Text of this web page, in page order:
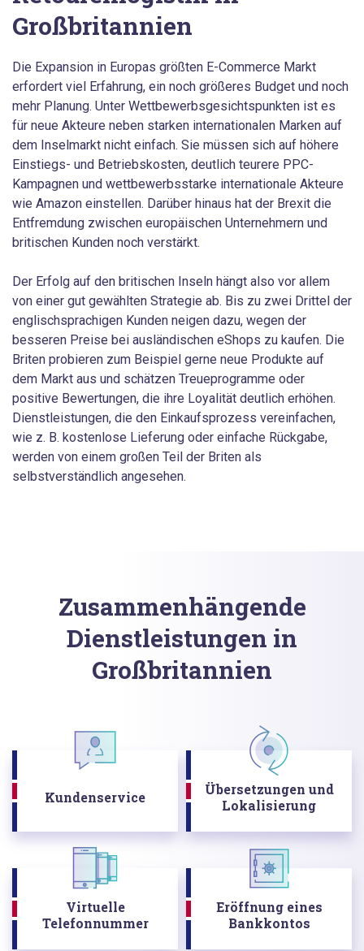
Großbritannien
Die Expansion in Europas größten E-Commerce Markt
erfordert viel Erfahrung, ein noch größeres Budget und noch
mehr Planung. Unter Wettbewerbsgesichtspunkten ist es
für neue Akteure neben starken internationalen Marken auf
dem Inselmarkt nicht einfach. Sie müssen sich auf höhere
Einstiegs- und Betriebskosten, deutlich teurere PPC-
Kampagnen und wettbewerbsstarke internationale Akteure
wie Amazon einstellen. Darüber hinaus hat der Brexit die
Entfremdung zwischen europäischen Unternehmern und
britischen Kunden noch verstärkt.
Der Erfolg auf den britischen Inseln hängt also vor allem
von einer gut gewählten Strategie ab. Bis zu zwei Drittel der
englischsprachigen Kunden neigen dazu, wegen der
besseren Preise bei ausländischen eShops zu kaufen. Die
Briten probieren zum Beispiel gerne neue Produkte auf
dem Markt aus und schätzen Treueprogramme oder
positive Bewertungen, die ihre Loyalität deutlich erhöhen.
Dienstleistungen, die den Einkaufsprozess vereinfachen,
wie z. B. kostenlose Lieferung oder einfache Rückgabe,
werden von einem großen Teil der Briten als
selbstverständlich angesehen.
Zusammenhängende
Dienstleistungen in
Großbritannien
Kundenservice
Übersetzungen und
Lokalisierung
Virtuelle
Telefonnummer
Eröffnung eines
Bankkontos